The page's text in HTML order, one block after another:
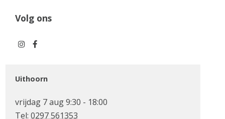
Volg ons
Uithoorn
vrijdag 7 aug 9:30 - 18:00
Tel: 0297 561353